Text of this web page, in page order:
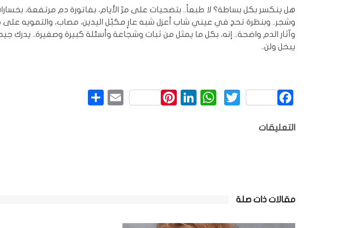
هل ينكسر بكل بساطة؟ لا طبعاً.. بتضحيات على مرّ الأيام، بفاتورة دم مرتفعة،
وشجر.. وبنظرة تحدٍ في عيني شاب أعزل شبه عارٍ مكبّل اليدين، مصاب، والتمويه على
وآثار الدم واضحة.. إنه، بكل ما يمثل من ثبات وشجاعة وأسئلة كبيرة وصغيرة.. يدرك
يبخل ولن..
Facebook
Twitter
WhatsApp
LinkedIn
Pinterest
Email
التعليقات
مقالات ذات صلة